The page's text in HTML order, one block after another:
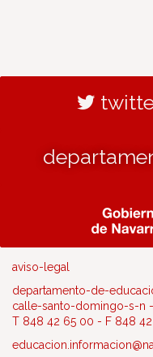
aviso-legal
departamento-de-
calle-santo-domingo-s-n
T 848 42 65 00 - F 848